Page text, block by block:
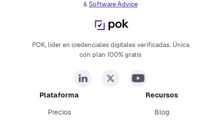
& Software Advice
POK, líder en credenciales digitales verificadas. Única
con plan 100% gratis
Plataforma
Precios
Recursos
Blog